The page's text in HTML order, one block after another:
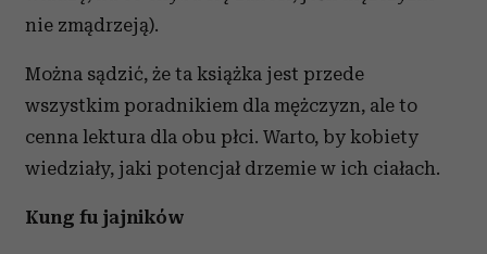
nie zmądrzeją).
Można sądzić, że ta książka jest przede
wszystkim poradnikiem dla mężczyzn, ale to
cenna lektura dla obu płci. Warto, by kobiety
wiedziały, jaki potencjał drzemie w ich ciałach.
Kung fu jajników